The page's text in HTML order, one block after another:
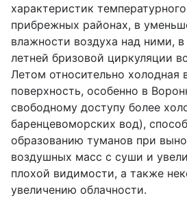
характеристик
прибрежных районах, в
влажности воздуха над ними, в
летней бризовой циркуляции
Летом относительно холодная
поверхность, особенно в
свободному доступу более
баренцевоморских вод),
образованию туманов при
воздушных масс с суши и
плохой видимости, а также
увеличению облачности.